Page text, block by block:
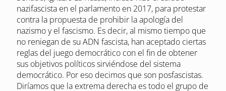
nazifascista en el parlamento en 2017, para protestar
contra la propuesta de prohibir la apología del
nazismo y el fascismo. Es decir, al mismo tiempo que
no reniegan de su ADN fascista, han aceptado ciertas
reglas del juego democrático con el fin de obtener
sus objetivos políticos sirviéndose del sistema
democrático. Por eso decimos que son posfascistas.
Diríamos que la extrema derecha es todo el grupo de